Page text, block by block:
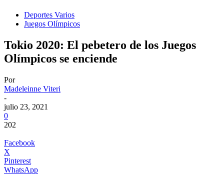
Deportes Varios
Juegos Olímpicos
Tokio 2020: El pebetero de los Juegos
Olímpicos se enciende
Por
Madeleinne Viteri
-
julio 23, 2021
0
202
Facebook
X
Pinterest
WhatsApp